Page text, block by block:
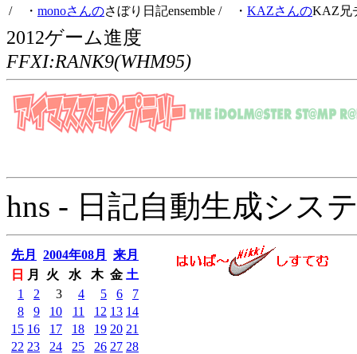
/ ・ monoさんのさぼり日記ensemble / ・ KAZさんのKAZ兄
2012ゲーム進度
FFXI:RANK9(WHM95)
hns - 日記自動生成シス
先月 2004年08月
来月
日
月 火 水 木 金 土
1
2 3 4 5 6
7
8
9 10 11 12 13 14
15 16 17 18 19 20 21
22 23 24 25 26 27 28